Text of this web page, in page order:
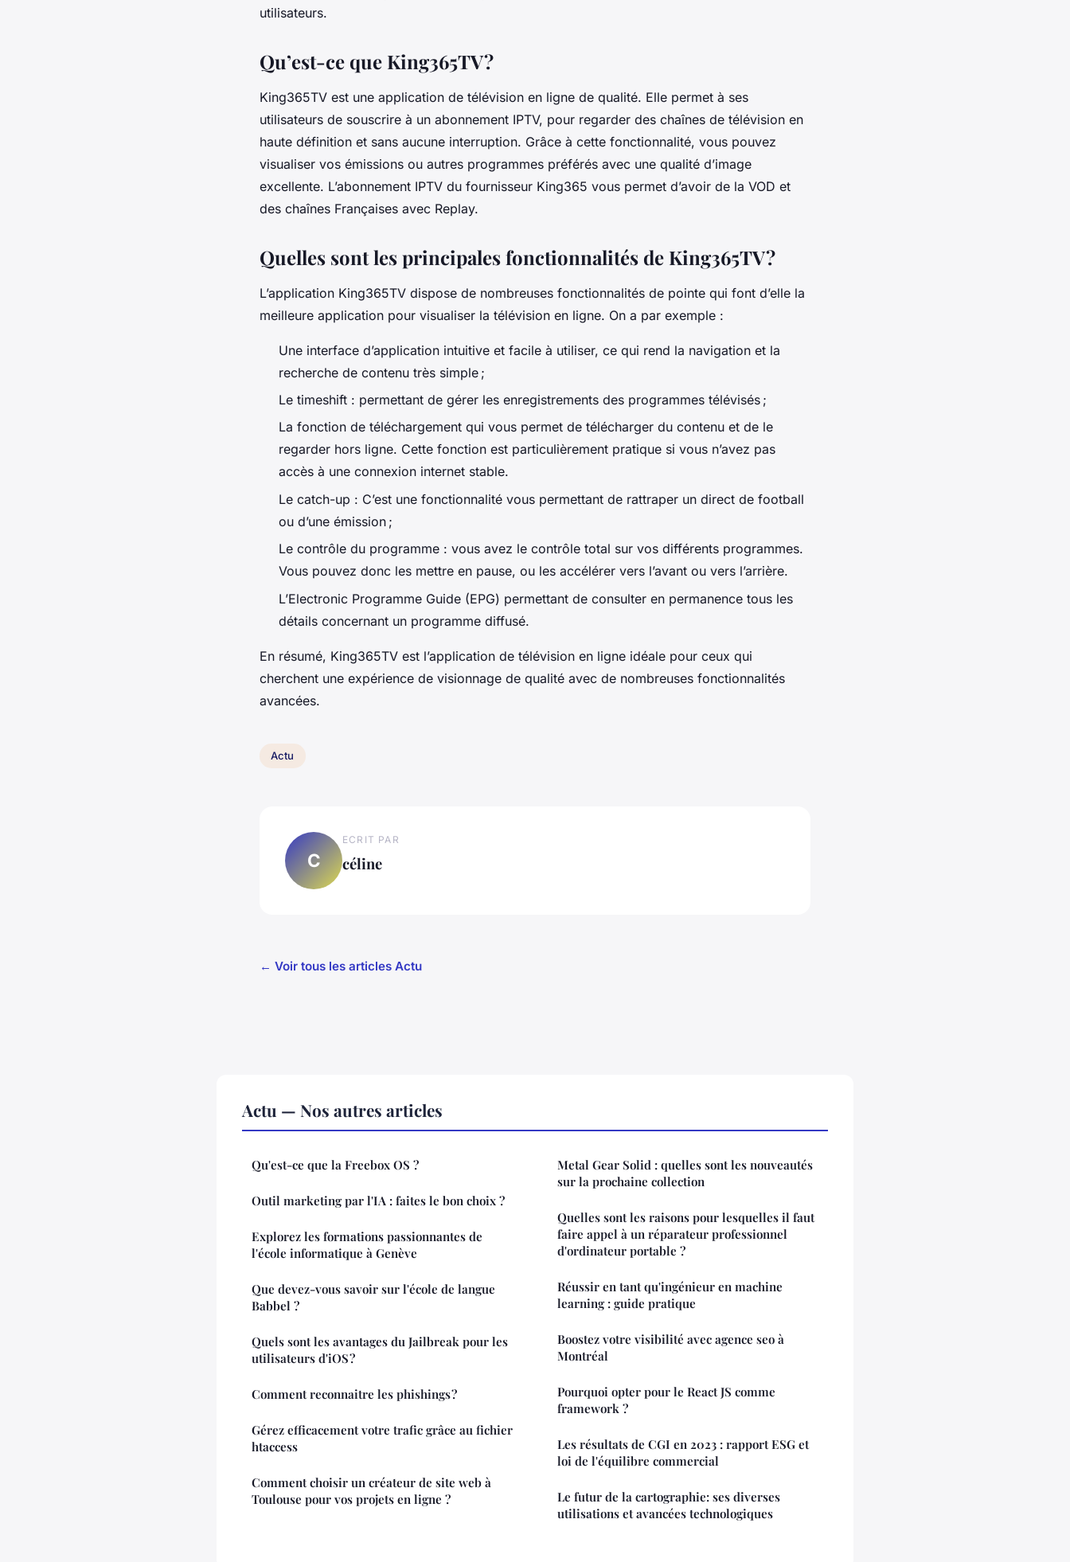
utilisateurs.
Qu’est-ce que King365TV ?
King365TV est une application de télévision en ligne de qualité. Elle permet à ses
utilisateurs de souscrire à un abonnement IPTV, pour regarder des chaînes de télévision en
haute définition et sans aucune interruption. Grâce à cette fonctionnalité, vous pouvez
visualiser vos émissions ou autres programmes préférés avec une qualité d’image
excellente. L’abonnement IPTV du fournisseur King365 vous permet d’avoir de la VOD et
des chaînes Françaises avec Replay.
Quelles sont les principales fonctionnalités de King365TV ?
L’application King365TV dispose de nombreuses fonctionnalités de pointe qui font d’elle la
meilleure application pour visualiser la télévision en ligne. On a par exemple :
Une interface d’application intuitive et facile à utiliser, ce qui rend la navigation et la
recherche de contenu très simple ;
Le timeshift : permettant de gérer les enregistrements des programmes télévisés ;
La fonction de téléchargement qui vous permet de télécharger du contenu et de le
regarder hors ligne. Cette fonction est particulièrement pratique si vous n’avez pas
accès à une connexion internet stable.
Le catch-up : C’est une fonctionnalité vous permettant de rattraper un direct de football
ou d’une émission ;
Le contrôle du programme : vous avez le contrôle total sur vos différents programmes.
Vous pouvez donc les mettre en pause, ou les accélérer vers l’avant ou vers l’arrière.
L’Electronic Programme Guide (EPG) permettant de consulter en permanence tous les
détails concernant un programme diffusé.
En résumé, King365TV est l’application de télévision en ligne idéale pour ceux qui
cherchent une expérience de visionnage de qualité avec de nombreuses fonctionnalités
avancées.
Actu
C
ECRIT PAR
céline
← Voir tous les articles Actu
Actu — Nos autres articles
Qu'est-ce que la Freebox OS ?
Outil marketing par l'IA : faites le bon choix ?
Explorez les formations passionnantes de
l'école informatique à Genève
Que devez-vous savoir sur l'école de langue
Babbel ?
Quels sont les avantages du Jailbreak pour les
utilisateurs d'iOS ?
Comment reconnaitre les phishings ?
Gérez efficacement votre trafic grâce au fichier
htaccess
Comment choisir un créateur de site web à
Toulouse pour vos projets en ligne ?
Metal Gear Solid : quelles sont les nouveautés
sur la prochaine collection
Quelles sont les raisons pour lesquelles il faut
faire appel à un réparateur professionnel
d'ordinateur portable ?
Réussir en tant qu'ingénieur en machine
learning : guide pratique
Boostez votre visibilité avec agence seo à
Montréal
Pourquoi opter pour le React JS comme
framework ?
Les résultats de CGI en 2023 : rapport ESG et
loi de l'équilibre commercial
Le futur de la cartographie: ses diverses
utilisations et avancées technologiques